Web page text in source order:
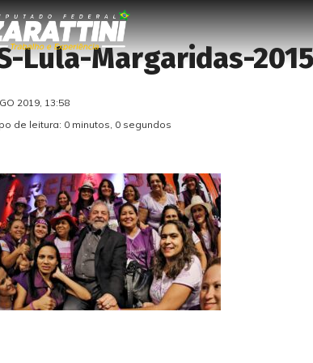
Lula-Margaridas-
2019, 13:58
de leitura: 0 minutos, 0 segundos